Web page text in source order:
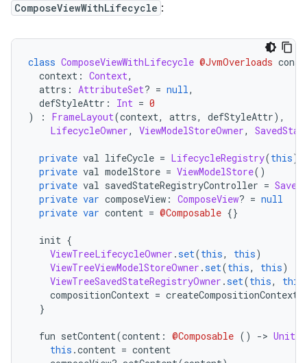
ComposeViewWithLifecycle :
class ComposeViewWithLifecycle @JvmOverloads
context : Context,
attrs : AttributeSet? = null,
defStyleAttr : Int = 0
)
: FrameLayout(context, attrs, defStyleAttr),
LifecycleOwner, ViewModelStoreOwner,
private val lifeCycle = LifecycleRegistry(this)
private val modelStore = ViewModelStore()
private val savedStateRegistryController =
private var composeView : ComposeView? = null
private var content = @Composable {}
init {
ViewTreeLifecycleOwner .set(this, this)
ViewTreeViewModelStoreOwner .set(this, this)
ViewTreeSavedStateRegistryOwner .set(this, this
compositionContext = createCompositionContext
}
fun setContent(content : @Composable () -> Unit
this .content = content